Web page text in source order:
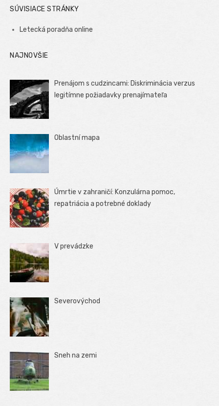
SÚVISIACE STRÁNKY
Letecká poradňa online
NAJNOVŠIE
Prenájom s cudzincami: Diskriminácia verzus
legitímne požiadavky prenajímateľa
Oblastní mapa
Úmrtie v zahraničí: Konzulárna pomoc,
repatriácia a potrebné doklady
V prevádzke
Severovýchod
Sneh na zemi